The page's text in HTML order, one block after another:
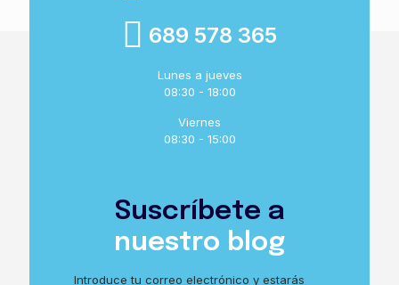
689 578 365
Lunes a jueves
08:30 - 18:00
Viernes
08:30 - 15:00
Suscríbete a
nuestro blog
Introduce tu correo electrónico y estarás